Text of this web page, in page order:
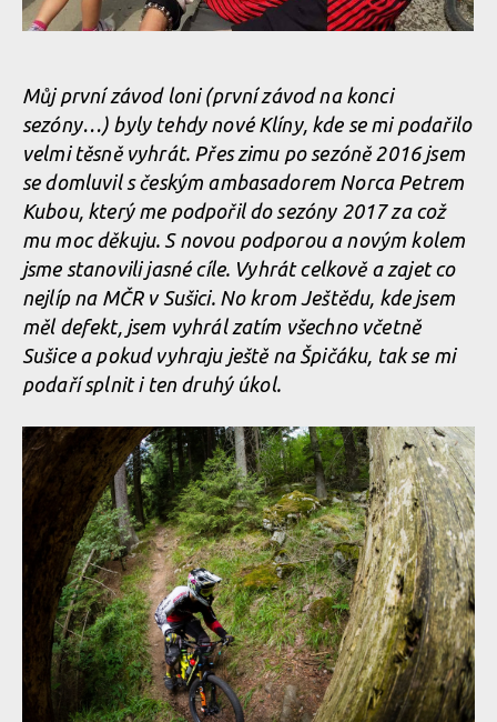
Můj první závod loni (první závod na konci
sezóny…) byly tehdy nové Klíny, kde se mi podařilo
velmi těsně vyhrát. Přes zimu po sezóně 2016 jsem
se domluvil s českým ambasadorem Norca Petrem
Kubou, který me podpořil do sezóny 2017 za což
mu moc děkuju. S novou podporou a novým kolem
jsme stanovili jasné cíle. Vyhrát celkově a zajet co
nejlíp na MČR v Sušici. No krom Ještědu, kde jsem
měl defekt, jsem vyhrál zatím všechno včetně
Sušice a pokud vyhraju ještě na Špičáku, tak se mi
podaří splnit i ten druhý úkol.